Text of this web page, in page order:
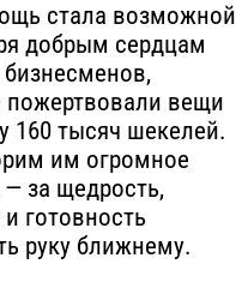
стала возможной
добрым сердцам
пожертвовали вещи
160 тысяч шекелей.
им огромное
за щедрость,
готовность
руку ближнему.